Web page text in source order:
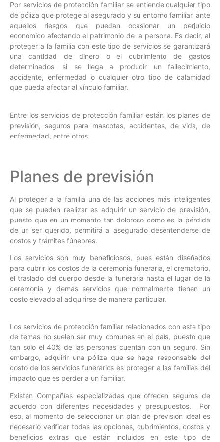
Por servicios de protección familiar se entiende cualquier tipo
de póliza que protege al asegurado y su entorno familiar, ante
aquellos riesgos que puedan ocasionar un perjuicio
económico afectando el patrimonio de la persona. Es decir, al
proteger a la familia con este tipo de servicios se garantizará
una cantidad de dinero o el cubrimiento de gastos
determinados, si se llega a producir un fallecimiento,
accidente, enfermedad o cualquier otro tipo de calamidad
que pueda afectar al vínculo familiar.
Entre los servicios de protección familiar están los planes de
previsión, seguros para mascotas, accidentes, de vida, de
enfermedad, entre otros.
Planes de previsión
Al proteger a la familia una de las acciones más inteligentes
que se pueden realizar es adquirir un servicio de previsión,
puesto que en un momento tan doloroso como es la pérdida
de un ser querido, permitirá al asegurado desentenderse de
costos y trámites fúnebres.
Los servicios son muy beneficiosos, pues están diseñados
para cubrir los costos de la ceremonia funeraria, el crematorio,
el traslado del cuerpo desde la funeraria hasta el lugar de la
ceremonia y demás servicios que normalmente tienen un
costo elevado al adquirirse de manera particular.
Los servicios de protección familiar relacionados con este tipo
de temas no suelen ser muy comunes en el país, puesto que
tan solo el 40% de las personas cuentan con un seguro. Sin
embargo, adquirir una póliza que se haga responsable del
costo de los servicios funerarios es proteger a las familias del
impacto que es perder a un familiar.
Existen Compañías especializadas que ofrecen seguros de
acuerdo con diferentes necesidades y presupuestos. Por
eso, al momento de seleccionar un plan de previsión ideal es
necesario verificar todas las opciones, cubrimientos, costos y
beneficios extras que están incluidos en este tipo de